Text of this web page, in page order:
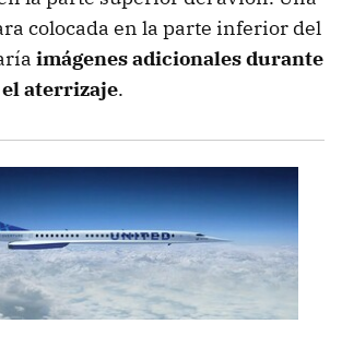
colocada en la parte inferior del
imágenes adicionales durante
el aterrizaje.